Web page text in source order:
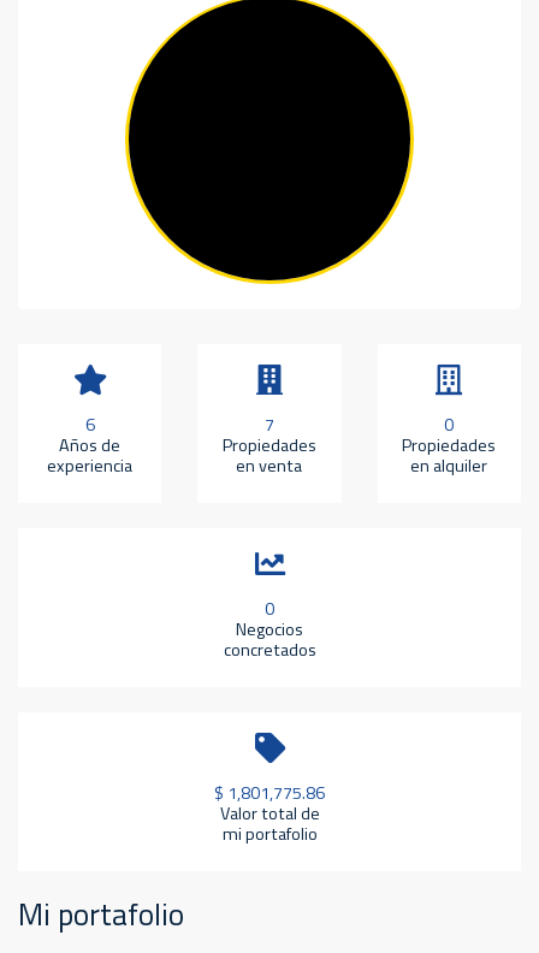
6
Años de
experiencia
7
Propiedades
en venta
0
Propiedades
en alquiler
0
Negocios
concretados
$ 1,801,775.86
Valor total de
mi portafolio
Mi portafolio